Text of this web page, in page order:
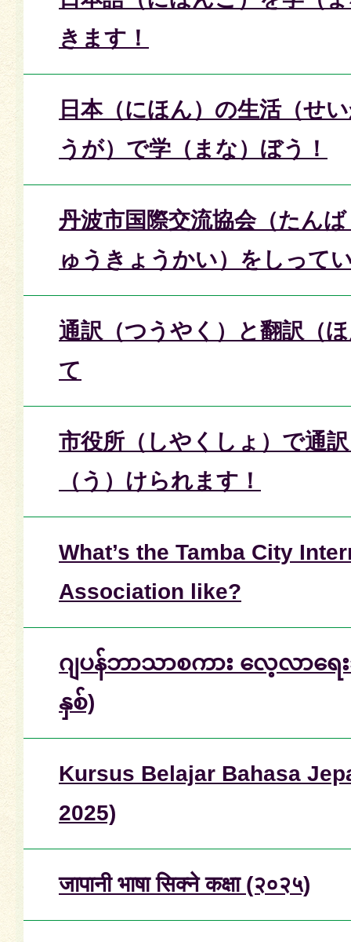
きます！
日本（にほん）の生活（せ
うが）で学（まな）ぼう！
丹波市国際交流協会（たん
ゅうきょうかい）をしって
通訳（つうやく）と翻訳（
て
市役所（しやくしょ）で通
（う）けられます！
What’s the Tamba City
Association like?
ဂျပန်ဘာသာစကား လေ့လာရေ
နှစ်)
Kursus Belajar Bahasa
2025)
जापानी भाषा सिक्ने कक्षा (२०२५)